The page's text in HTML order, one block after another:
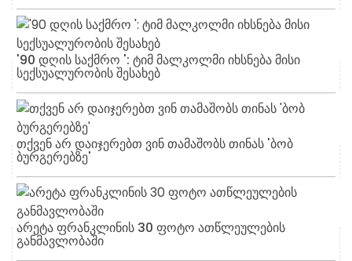
'90 დღის საქმრო ': ტიმ მალკოლმი იხსნება მისი
სექსუალურობის შესახებ
თქვენ არ დაიჯერებთ ვინ თამაშობს თინას 'ბობ
ბურგერებზე'
არეტა ფრანკლინის 30 ფოტო ათწლეულების
განმავლობაში